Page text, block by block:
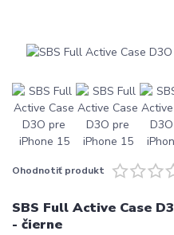
Ohodnotiť produkt
SBS Full Active Case
- čierne